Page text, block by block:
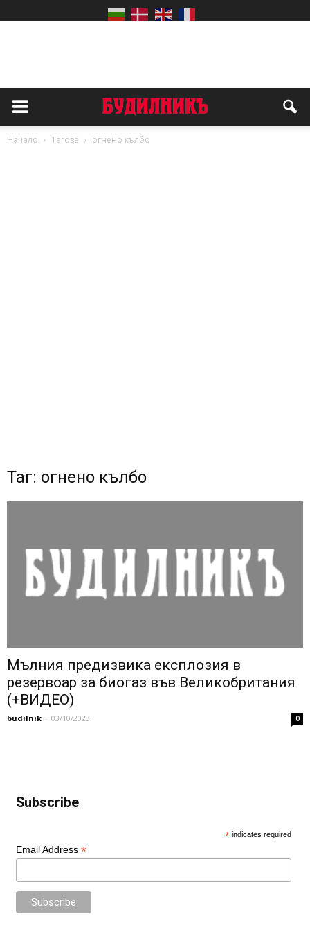
Начало Тагове огнено кълбо
Таг: огнено кълбо
Мълния предизвика експлозия в
резeрвоар за биогаз във Великобритания
(+ВИДЕО)
budilnik - 03/10/2023 0
Subscribe
* indicates required
Email Address *